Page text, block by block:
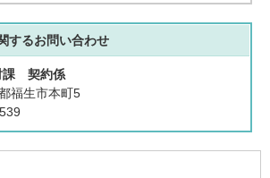
するお問い合わせ
課 契約係
福生市本町5